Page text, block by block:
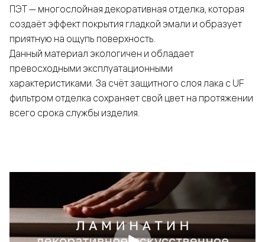
ПЭТ — многослойная декоративная отделка, которая
создаёт эффект покрытия гладкой эмали и образует
приятную на ощупь поверхность.
Данный материал экологичен и обладает
превосходными эксплуатационными
характеристиками. За счёт защитного слоя лака с UF
фильтром отделка сохраняет свой цвет на протяжении
всего срока службы изделия.